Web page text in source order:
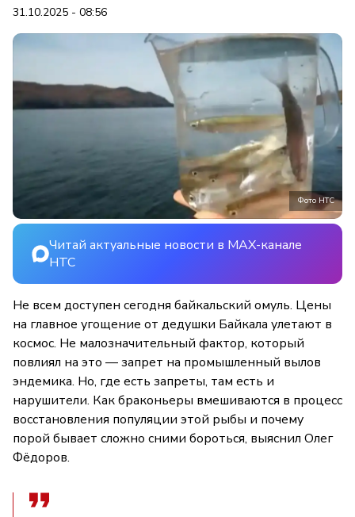
31.10.2025 - 08:56
Фото НТС
Читай актуальные новости в MAX-канале
НТС
Не всем доступен сегодня байкальский омуль. Цены
на главное угощение от дедушки Байкала улетают в
космос. Не малозначительный фактор, который
повлиял на это — запрет на промышленный вылов
эндемика. Но, где есть запреты, там есть и
нарушители. Как браконьеры вмешиваются в процесс
восстановления популяции этой рыбы и почему
порой бывает сложно сними бороться, выяснил Олег
Фёдоров.